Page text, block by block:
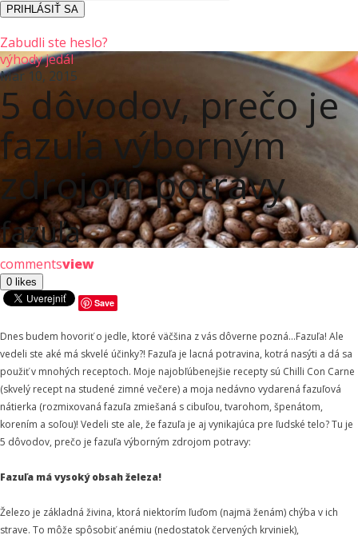
Zabudli ste heslo?
výhody jedál
Mar 10, 2015
5 dôvodov, prečo je
fazuľa výborným
zdrojom potravy
fazuľa
commentsview
Save
Dnes budem hovoriť o jedle, ktoré väčšina z vás dôverne pozná...Fazuľa! Ale
vedeli ste aké má skvelé účinky?! Fazuľa je lacná potravina, kotrá nasýti a dá sa
použiť v mnohých receptoch. Moje najobľúbenejšie recepty sú Chilli Con Carne
(skvelý recept na studené zimné večere) a moja nedávno vydarená fazuľová
nátierka (rozmixovaná fazuľa zmiešaná s cibuľou, tvarohom, špenátom,
korením a soľou)! Vedeli ste ale, že fazuľa je aj vynikajúca pre ľudské telo? Tu je
5 dôvodov, prečo je fazuľa výborným zdrojom potravy:
Fazuľa má vysoký obsah železa!
Železo je základná živina, ktorá niektorím ľuďom (najmä ženám) chýba v ich
strave. To môže spôsobiť anémiu (nedostatok červených krviniek),